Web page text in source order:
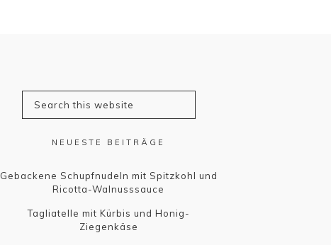
NEUESTE BEITRÄGE
Gebackene Schupfnudeln mit Spitzkohl und
Ricotta-Walnusssauce
Tagliatelle mit Kürbis und Honig-
Ziegenkäse